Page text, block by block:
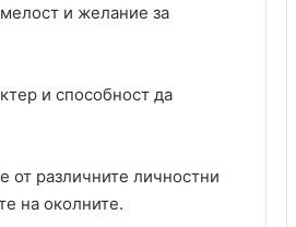
и желание за
и способност да
от различните личностни
на околните.